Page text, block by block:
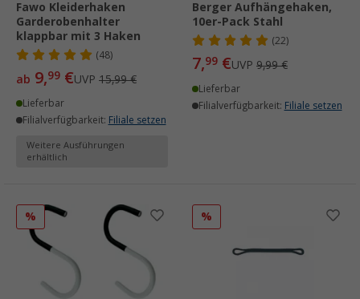
Fawo Kleiderhaken
Garderobenhalter
klappbar mit 3 Haken
(48)
ab 9,99 €UVP 15,99 €
Lieferbar
Filialverfügbarkeit: Filiale setzen
Weitere Ausführungen
erhältlich
Berger Aufhängehaken,
10er-Pack Stahl
(22)
7,99 €UVP 9,99 €
Lieferbar
Filialverfügbarkeit: Filiale setzen
% %